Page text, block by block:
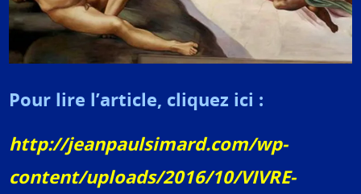
Pour lire l’article, cliquez ici :
http://jeanpaulsimard.com/wp-
content/uploads/2016/10/VIVRE-